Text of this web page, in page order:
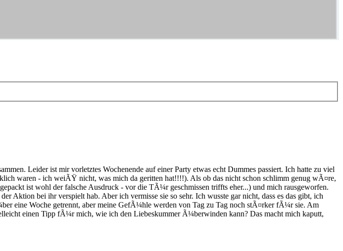
Leider ist mir vorletztes Wochenende auf einer Party etwas echt Dummes passiert. Ich hatte zu viel
waren - ich weiÃŸ nicht, was mich da geritten hat!!!!). Als ob das nicht schon schlimm genug wÃ¤re,
ist wohl der falsche Ausdruck - vor die TÃ¼r geschmissen triffts eher...) und mich rausgeworfen.
Aktion bei ihr verspielt hab. Aber ich vermisse sie so sehr. Ich wusste gar nicht, dass es das gibt, ich
eine Woche getrennt, aber meine GefÃ¼hle werden von Tag zu Tag noch stÃ¤rker fÃ¼r sie. Am
einen Tipp fÃ¼r mich, wie ich den Liebeskummer Ã¼berwinden kann? Das macht mich kaputt,